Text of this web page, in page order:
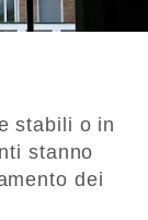
stabili o in
stanno
dei